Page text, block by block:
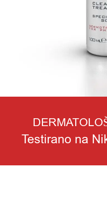
Testirano na